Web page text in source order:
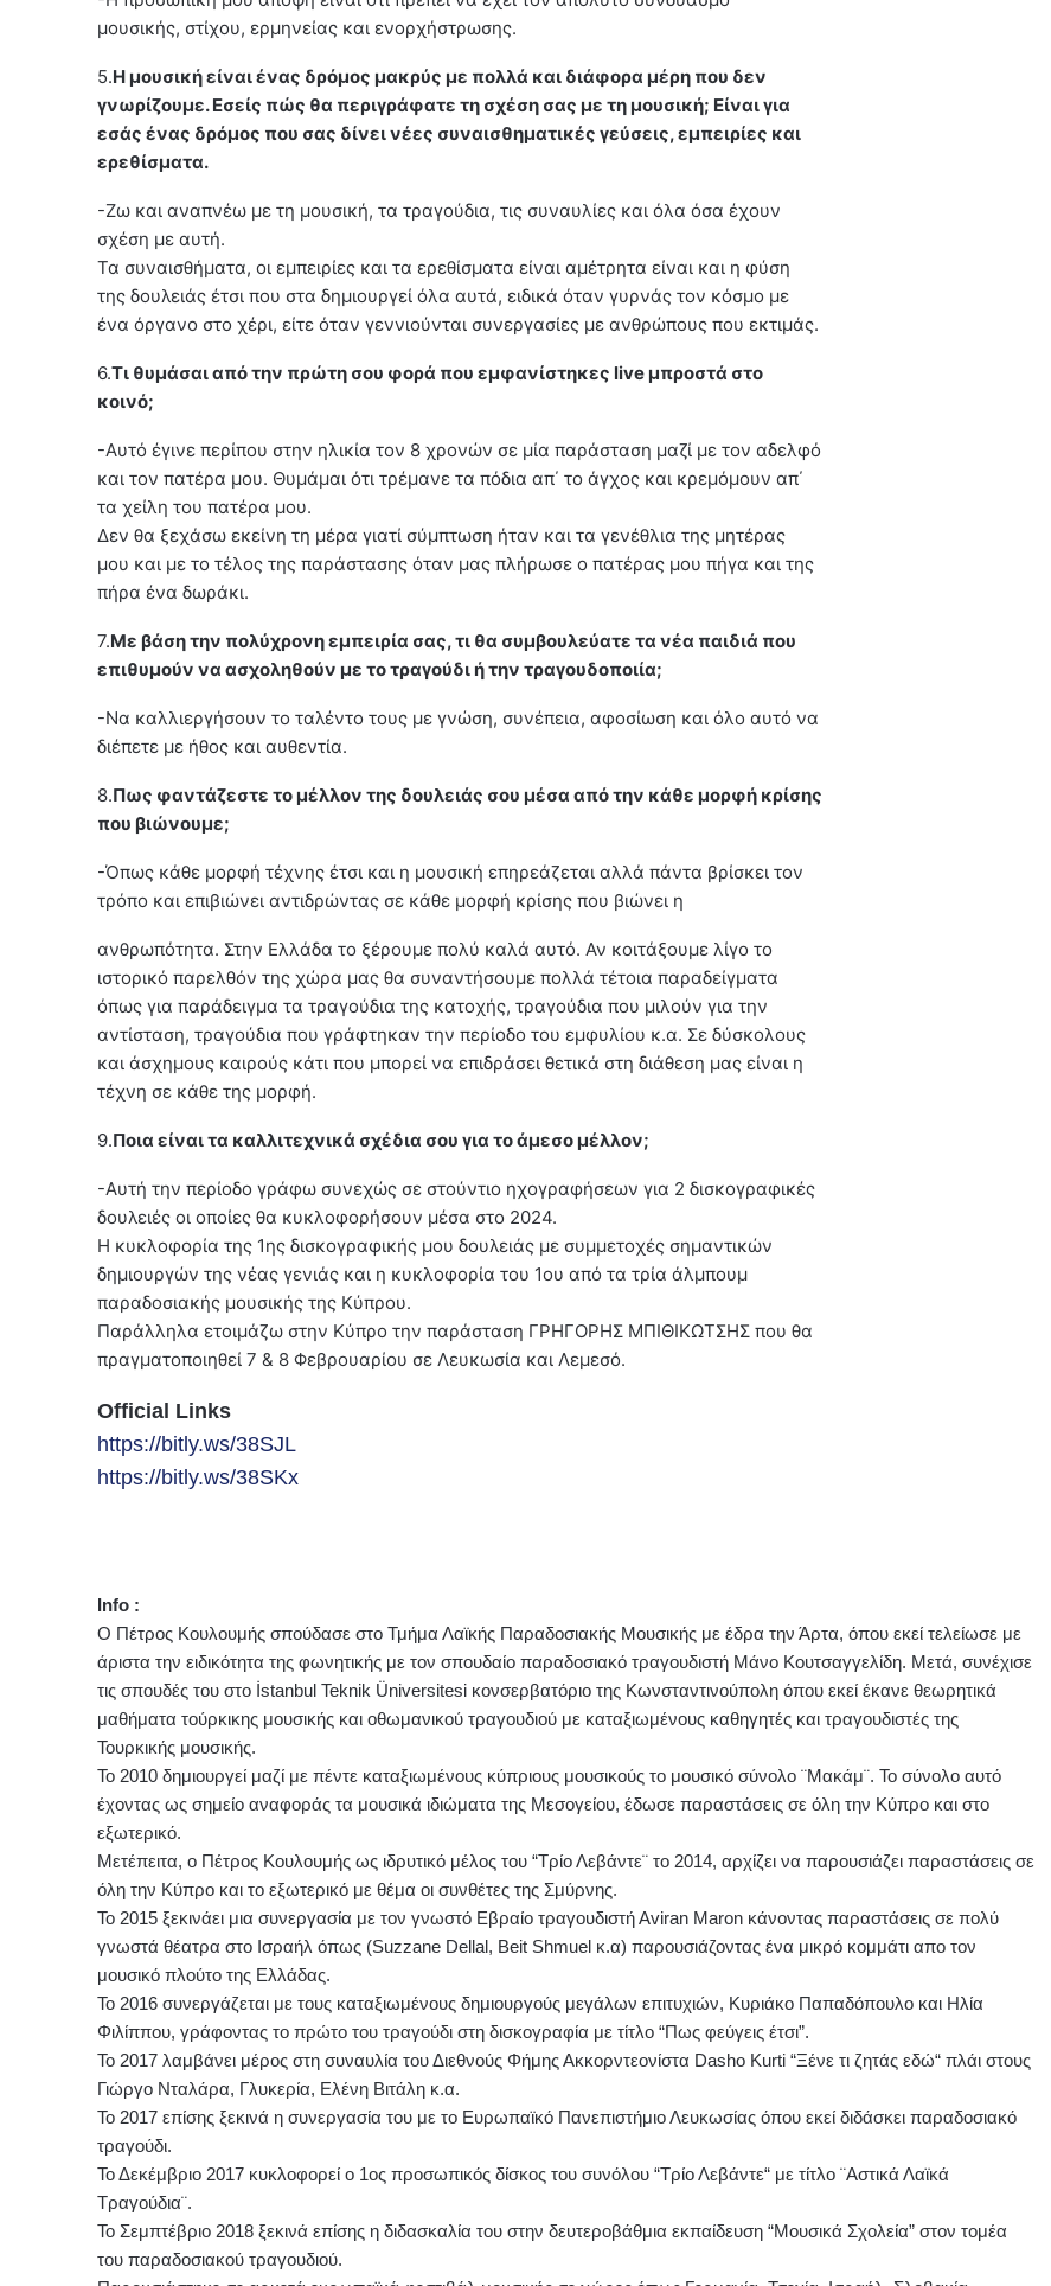
μουσικής, στίχου, ερμηνείας και ενορχήστρωσης.
5.Η μουσική είναι ένας δρόμος μακρύς με πολλά και διάφορα μέρη που δεν
γνωρίζουμε. Εσείς πώς θα περιγράφατε τη σχέση σας με τη μουσική; Είναι για
εσάς ένας δρόμος που σας δίνει νέες συναισθηματικές γεύσεις, εμπειρίες και
ερεθίσματα.
-Ζω και αναπνέω με τη μουσική, τα τραγούδια, τις συναυλίες και όλα όσα έχουν
σχέση με αυτή.
Τα συναισθήματα, οι εμπειρίες και τα ερεθίσματα είναι αμέτρητα είναι και η φύση
της δουλειάς έτσι που στα δημιουργεί όλα αυτά, ειδικά όταν γυρνάς τον κόσμο με
ένα όργανο στο χέρι, είτε όταν γεννιούνται συνεργασίες με ανθρώπους που εκτιμάς.
6.Τι θυμάσαι από την πρώτη σου φορά που εμφανίστηκες live μπροστά στο
κοινό;
-Αυτό έγινε περίπου στην ηλικία τον 8 χρονών σε μία παράσταση μαζί με τον αδελφό
και τον πατέρα μου. Θυμάμαι ότι τρέμανε τα πόδια απ΄ το άγχος και κρεμόμουν απ΄
τα χείλη του πατέρα μου.
Δεν θα ξεχάσω εκείνη τη μέρα γιατί σύμπτωση ήταν και τα γενέθλια της μητέρας
μου και με το τέλος της παράστασης όταν μας πλήρωσε ο πατέρας μου πήγα και της
πήρα ένα δωράκι.
7.Με βάση την πολύχρονη εμπειρία σας, τι θα συμβουλεύατε τα νέα παιδιά που
επιθυμούν να ασχοληθούν με το τραγούδι ή την τραγουδοποιία;
-Να καλλιεργήσουν το ταλέντο τους με γνώση, συνέπεια, αφοσίωση και όλο αυτό να
διέπετε με ήθος και αυθεντία.
8.Πως φαντάζεστε το μέλλον της δουλειάς σου μέσα από την κάθε μορφή κρίσης
που βιώνουμε;
-Όπως κάθε μορφή τέχνης έτσι και η μουσική επηρεάζεται αλλά πάντα βρίσκει τον
τρόπο και επιβιώνει αντιδρώντας σε κάθε μορφή κρίσης που βιώνει η
ανθρωπότητα. Στην Ελλάδα το ξέρουμε πολύ καλά αυτό. Αν κοιτάξουμε λίγο το
ιστορικό παρελθόν της χώρα μας θα συναντήσουμε πολλά τέτοια παραδείγματα
όπως για παράδειγμα τα τραγούδια της κατοχής, τραγούδια που μιλούν για την
αντίσταση, τραγούδια που γράφτηκαν την περίοδο του εμφυλίου κ.α. Σε δύσκολους
και άσχημους καιρούς κάτι που μπορεί να επιδράσει θετικά στη διάθεση μας είναι η
τέχνη σε κάθε της μορφή.
9.Ποια είναι τα καλλιτεχνικά σχέδια σου για το άμεσο μέλλον;
-Αυτή την περίοδο γράφω συνεχώς σε στούντιο ηχογραφήσεων για 2 δισκογραφικές
δουλειές οι οποίες θα κυκλοφορήσουν μέσα στο 2024.
Η κυκλοφορία της 1ης δισκογραφικής μου δουλειάς με συμμετοχές σημαντικών
δημιουργών της νέας γενιάς και η κυκλοφορία του 1ου από τα τρία άλμπουμ
παραδοσιακής μουσικής της Κύπρου.
Παράλληλα ετοιμάζω στην Κύπρο την παράσταση ΓΡΗΓΟΡΗΣ ΜΠΙΘΙΚΩΤΣΗΣ που θα
πραγματοποιηθεί 7 & 8 Φεβρουαρίου σε Λευκωσία και Λεμεσό.
Official Links
https://bitly.ws/38SJL
https://bitly.ws/38SKx
Ιnfo :
Ο Πέτρος Κουλουμής σπούδασε στο Τμήμα Λαϊκής Παραδοσιακής Μουσικής με έδρα την Άρτα, όπου εκεί τελείωσε με
άριστα την ειδικότητα της φωνητικής με τον σπουδαίο παραδοσιακό τραγουδιστή Μάνο Κουτσαγγελίδη. Μετά, συνέχισε
τις σπουδές του στο İstanbul Teknik Üniversitesi κονσερβατόριο της Κωνσταντινούπολη όπου εκεί έκανε θεωρητικά
μαθήματα τούρκικης μουσικής και οθωμανικού τραγουδιού με καταξιωμένους καθηγητές και τραγουδιστές της
Τουρκικής μουσικής.
Το 2010 δημιουργεί μαζί με πέντε καταξιωμένους κύπριους μουσικούς το μουσικό σύνολο ¨Μακάμ¨. Το σύνολο αυτό
έχοντας ως σημείο αναφοράς τα μουσικά ιδιώματα της Μεσογείου, έδωσε παραστάσεις σε όλη την Κύπρο και στο
εξωτερικό.
Μετέπειτα, ο Πέτρος Κουλουμής ως ιδρυτικό μέλος του “Τρίο Λεβάντε¨ το 2014, αρχίζει να παρουσιάζει παραστάσεις σε
όλη την Κύπρο και το εξωτερικό με θέμα οι συνθέτες της Σμύρνης.
Το 2015 ξεκινάει μια συνεργασία με τον γνωστό Εβραίο τραγουδιστή Αviran Maron κάνοντας παραστάσεις σε πολύ
γνωστά θέατρα στο Ισραήλ όπως (Suzzane Dellal, Beit Shmuel κ.α) παρουσιάζοντας ένα μικρό κομμάτι απο τον
μουσικό πλούτο της Ελλάδας.
Το 2016 συνεργάζεται με τους καταξιωμένους δημιουργούς μεγάλων επιτυχιών, Κυριάκο Παπαδόπουλο και Ηλία
Φιλίππου, γράφοντας το πρώτο του τραγούδι στη δισκογραφία με τίτλο “Πως φεύγεις έτσι”.
Το 2017 λαμβάνει μέρος στη συναυλία του Διεθνούς Φήμης Ακκορντεονίστα Dasho Kurti “Ξένε τι ζητάς εδώ“ πλάι στους
Γιώργο Νταλάρα, Γλυκερία, Ελένη Βιτάλη κ.α.
Το 2017 επίσης ξεκινά η συνεργασία του με το Ευρωπαϊκό Πανεπιστήμιο Λευκωσίας όπου εκεί διδάσκει παραδοσιακό
τραγούδι.
Το Δεκέμβριο 2017 κυκλοφορεί ο 1ος προσωπικός δίσκος του συνόλου “Τρίο Λεβάντε“ με τίτλο ¨Αστικά Λαϊκά
Τραγούδια¨.
Το Σεμπτέβριο 2018 ξεκινά επίσης η διδασκαλία του στην δευτεροβάθμια εκπαίδευση “Μουσικά Σχολεία” στον τομέα
του παραδοσιακού τραγουδιού.